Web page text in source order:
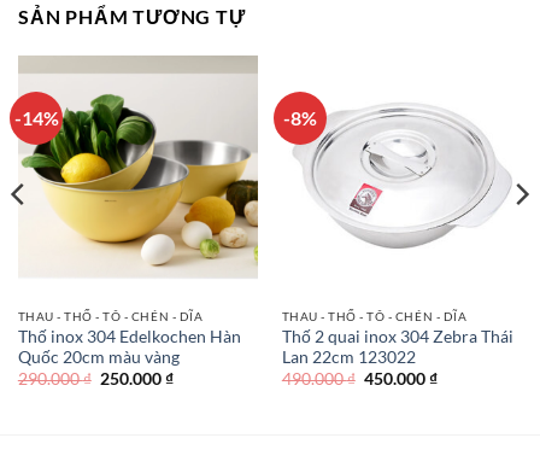
SẢN PHẨM TƯƠNG TỰ
-14%
THAU - THỐ - TÔ - CHÉN - DĨA
Thố inox 304 Edelkochen Hàn
Quốc 20cm màu vàng
290.000₫ Giá
250.000₫Giá
-8%
THAU - THỐ - TÔ - CHÉN - DĨA
Thố 2 quai inox 304 Zebra Thái
Lan 22cm 123022
490.000₫ Giá
450.000₫Giá